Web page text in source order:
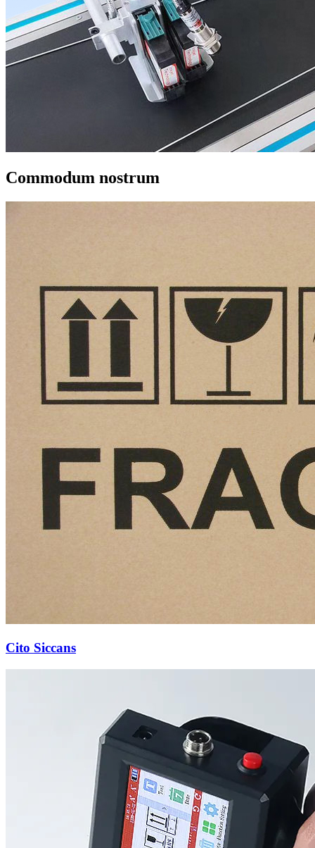
Commodum nostrum
Cito Siccans